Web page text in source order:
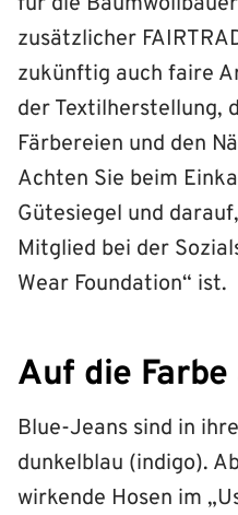
zusätzlicher
zukünftig auch faire
der Textilherstellung,
Färbereien und den
Achten Sie beim
Gütesiegel und
Mitglied bei der
Wear Foundation“ ist.
Auf die
Blue-Jeans sind in
dunkelblau (indigo).
wirkende Hosen im